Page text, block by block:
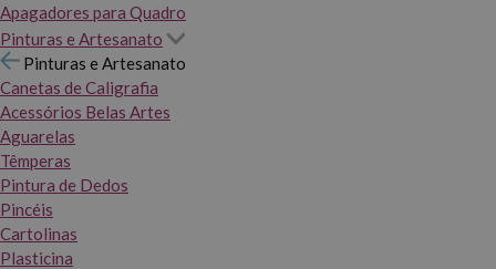
Apagadores para Quadro
Pinturas e Artesanato
Pinturas e Artesanato
Canetas de Caligrafia
Acessórios Belas Artes
Aguarelas
Têmperas
Pintura de Dedos
Pincéis
Cartolinas
Plasticina